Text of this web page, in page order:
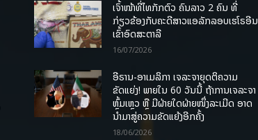
ເຈົ້າໜ້າທີ່ໄທກັກຕົວ ຄົນລາວ 2 ຄົນ ທີ່
ກ່ຽວຂ້ອງກັບຄະດີສາວແອລັກລອບເຮໂຣອີນ
ເຂົ້າອົດສະຕາລີ
16/07/2026
ອີຣານ-ອາເມລິກາ ເຈລະຈາຍຸດຕິຄວາມ
ຂັດແຍ່ງ! ພາຍໃນ 60 ວັນນີ້ ຖ້າການເຈລະຈາ
ຫຼົ້ມເຫຼວ ຫຼື ມີຝ່າຍໃດຝ່າຍໜຶ່ງລະເມີດ ອາດ
ນໍາມາສູ່ຄວາມຂັດແຍ້ງອີກຄັ້ງ
18/06/2026